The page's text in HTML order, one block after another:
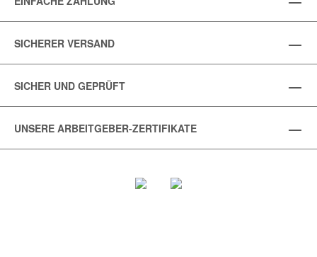
SICHERER VERSAND
SICHER UND GEPRÜFT
UNSERE ARBEITGEBER-ZERTIFIKATE